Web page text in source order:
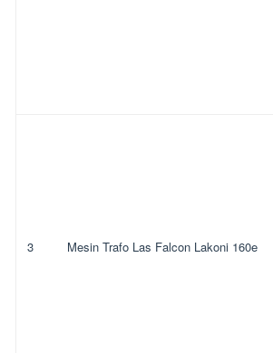
3 Mesin Trafo Las Falcon Lakoni 160e